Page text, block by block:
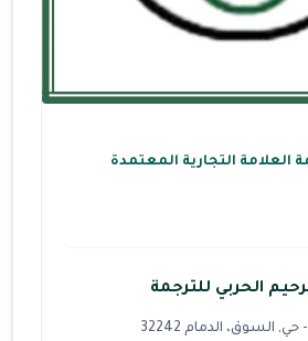
العلامة التجارية المعتمدة
الحربي للترجمة